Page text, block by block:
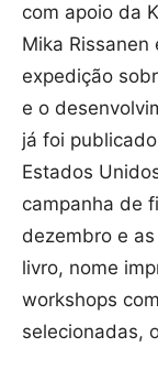
com apoio da
Mika Rissanen
expedição
e o
já foi
Estados
campanha de
dezembro e
livro, nome
workshops
selecionadas,